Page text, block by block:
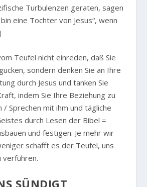
Turbulenzen geraten, sagen
eine Tochter von Jesus“, wenn
Teufel nicht einreden, daß Sie
sondern denken Sie an Ihre
durch Jesus und tanken Sie
indem Sie Ihre Beziehung zu
/ Sprechen mit ihm und tägliche
durch Lesen der Bibel =
und festigen. Je mehr wir
schafft es der Teufel, uns
verführen.
SÜNDIGT